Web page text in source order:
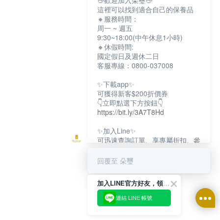
這裡可以找到適合自己的保養品
🔸服務時間：
周一 ~ 週五
9:30~18:00(中午休息1小時)
🔸休假時間:
國定假日及週休二日
客服專線：0800-037008
✨下載app✨
可獲得新客$200折價券
👇立即點選下方按鈕👇
https://bit.ly/3A7T8Hd
✨加入Line✨
可迅速查詢訂單、享專屬折扣、參
👇立即點選下方按鈕👇
✨追蹤IG✨
👇立即點選下方按鈕👇
https://bit.ly/3w8zJm1
回覆至 朵璽
加入LINE官方好友，領取$200折價券
連結 LINE 帳號